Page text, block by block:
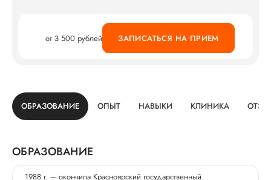
от 3 500 рублей ЗАПИСАТЬСЯ НА ПРИЕМ
ОБРАЗОВАНИЕ ОПЫТ НАВЫКИ КЛИНИКА
ОБРАЗОВАНИЕ
1988 г. – окончила Красноярский государственный